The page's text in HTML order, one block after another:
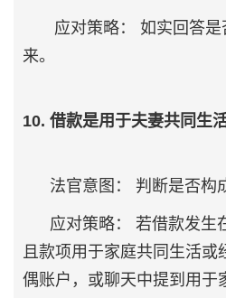
应对策略： 如实回答是
来。
10. 借款是用于夫妻共同生活
法官意图： 判断是否构
应对策略： 若借款发生
且款项用于家庭共同生活或
偶账户，或聊天中提到用于